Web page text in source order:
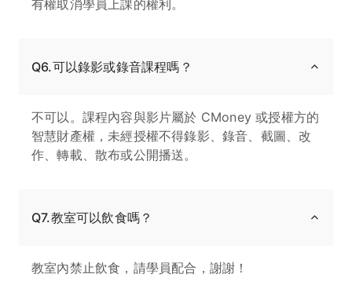
有權取消學員上課的權利。
Q6.可以錄影或錄音課程嗎？
不可以。課程內容與影片屬於 CMoney 或授權方的
智慧財產權，未經授權不得錄影、錄音、截圖、改
作、轉載、散布或公開播送。
Q7.教室可以飲食嗎？
教室內禁止飲食，請學員配合，謝謝！